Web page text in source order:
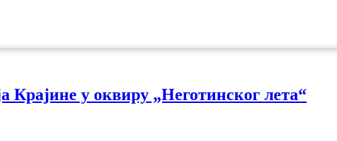
Крајине у оквиру „Неготинског лета“